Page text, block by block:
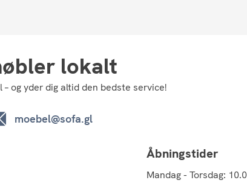
lokalt
og yder dig altid den bedste service!
moebel@sofa.gl
Åbningstider
Mandag - Torsdag: